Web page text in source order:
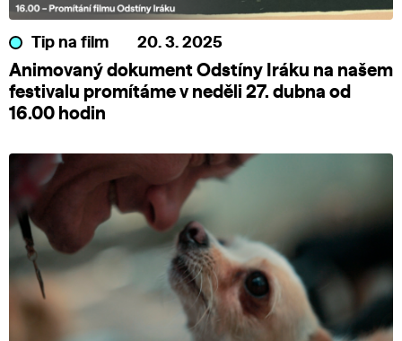
Tip na film 20. 3. 2025
Animovaný dokument Odstíny Iráku na našem
festivalu promítáme v neděli 27. dubna od
16.00 hodin